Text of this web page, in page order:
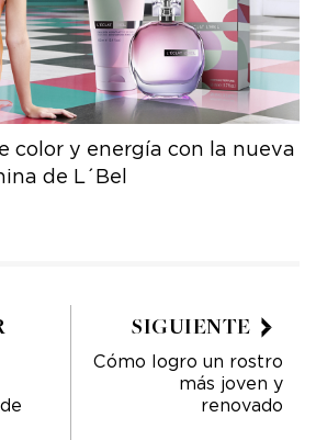
color y energía con la nueva
de L´Bel
SIGUIENTE
Cómo logro un rostro
más joven y
renovado